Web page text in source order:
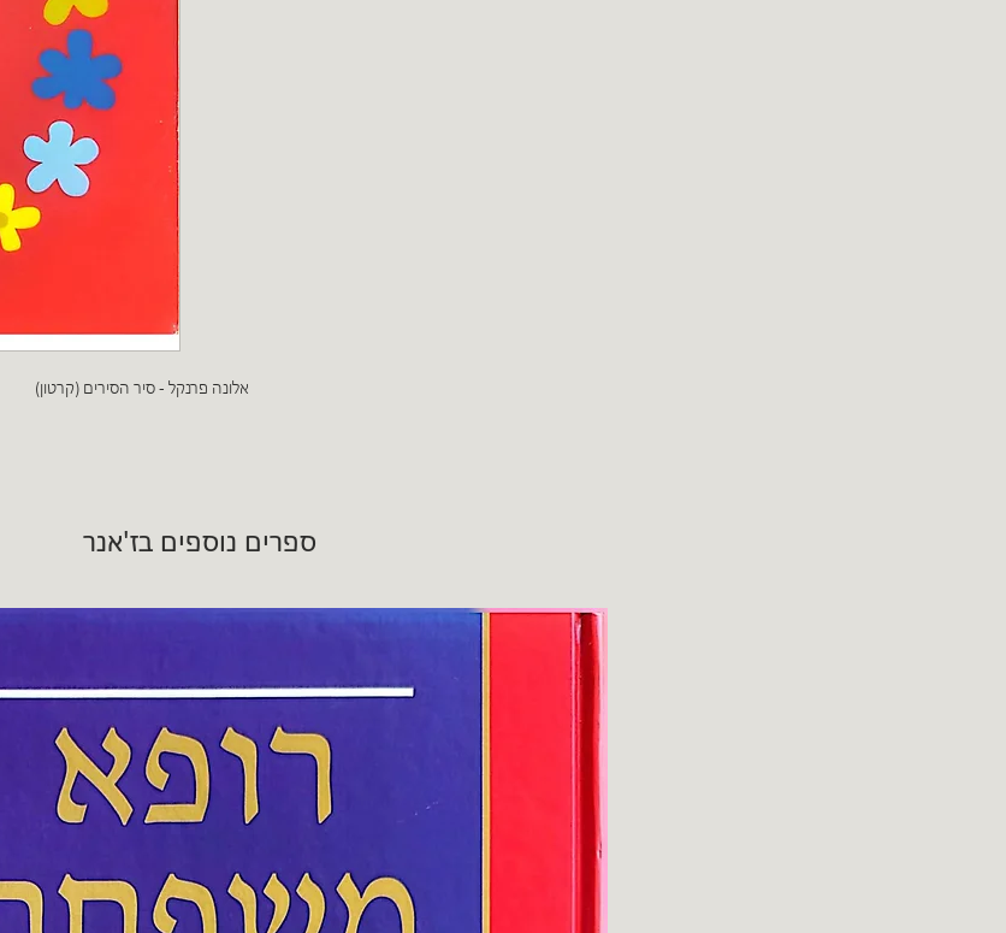
אלונה פרנקל - סיר הסירים (קרטון)
ספרים נוספים בז'אנר